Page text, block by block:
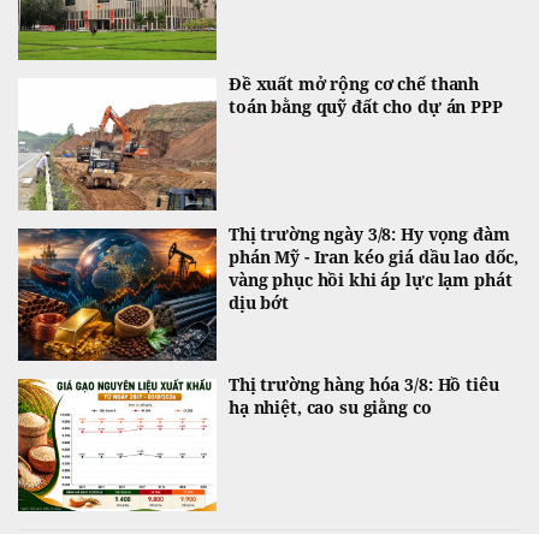
Đề xuất mở rộng cơ chế thanh
toán bằng quỹ đất cho dự án PPP
Thị trường ngày 3/8: Hy vọng đàm
phán Mỹ - Iran kéo giá dầu lao dốc,
vàng phục hồi khi áp lực lạm phát
dịu bớt
Thị trường hàng hóa 3/8: Hồ tiêu
hạ nhiệt, cao su giằng co